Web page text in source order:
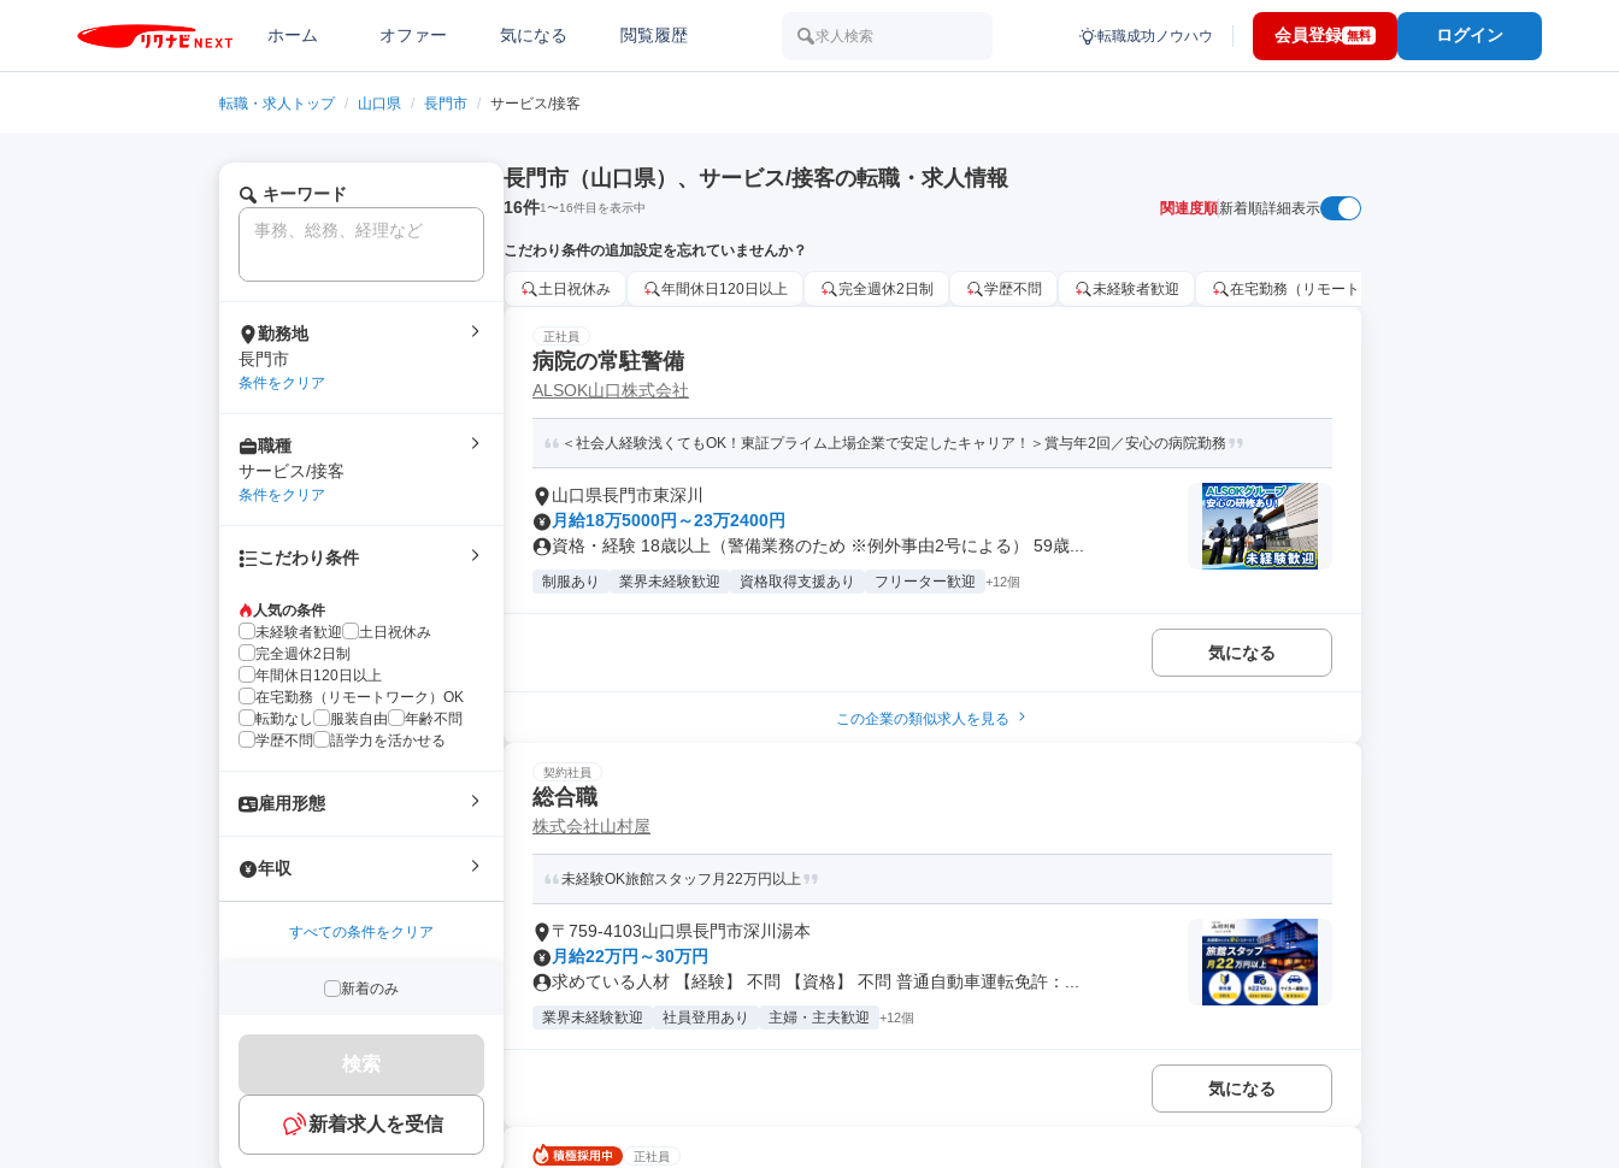
ホーム オファー 気になる 閲覧履歴 求人検索 転職成功ノウハウ 会員登録 無料 ログイン
転職・求人トップ / 山口県 / 長門市 / サービス/接客
キーワード
勤務地
長門市
条件をクリア
職種
サービス/接客
条件をクリア
こだわり条件
人気の条件
未経験者歓迎
土日祝休み
完全週休2日制
年間休日120日以上
在宅勤務（リモートワーク）OK
転勤なし
服装自由
年齢不問
学歴不問
語学力を活かせる
雇用形態
年収
すべての条件をクリア
新着のみ
検索
新着求人を受信
長門市（山口県）、サービス/接客の転職・求人情報
16件1〜16件目を表示中 関連度順新着順詳細表示
こだわり条件の追加設定を忘れていませんか？
土日祝休み 年間休日120日以上 完全週休2日制 学歴不問 未経験者歓迎 在宅勤務（リモートワーク）OK
正社員
病院の常駐警備
ALSOK山口株式会社
＜社会人経験浅くてもOK！東証プライム上場企業で安定したキャリア！＞賞与年2回／安心の病院勤務
山口県長門市東深川
月給18万5000円～23万2400円
資格・経験 18歳以上（警備業務のため ※例外事由2号による） 59歳...
制服あり 業界未経験歓迎 資格取得支援あり フリーター歓迎 +12個
気になる
この企業の類似求人を見る
契約社員
総合職
株式会社山村屋
未経験OK旅館スタッフ月22万円以上
〒759-4103山口県長門市深川湯本
月給22万円～30万円
求めている人材 【経験】 不問 【資格】 不問 普通自動車運転免許：...
業界未経験歓迎 社員登用あり 主婦・主夫歓迎 +12個
気になる
正社員